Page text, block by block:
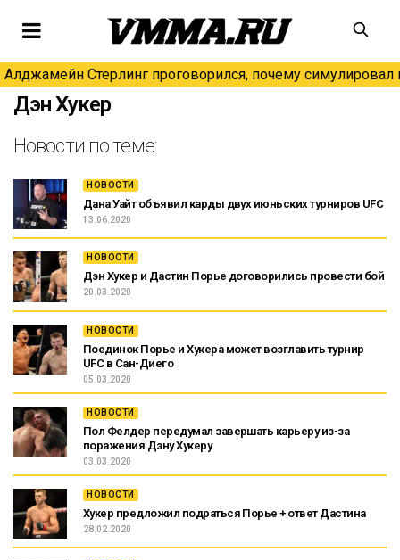
Алджамейн Стерлинг проговорился, почему симулировал
Дэн Хукер
Новости по теме:
НОВОСТИ
Дана Уайт объявил карды двух июньских турниров UFC
13.06.2020
НОВОСТИ
Дэн Хукер и Дастин Порье договорились провести бой
20.03.2020
НОВОСТИ
Поединок Порье и Хукера может возглавить турнир
UFC в Сан-Диего
05.03.2020
НОВОСТИ
Пол Фелдер передумал завершать карьеру из-за
поражения Дэну Хукеру
03.03.2020
НОВОСТИ
Хукер предложил подраться Порье + ответ Дастина
28.02.2020